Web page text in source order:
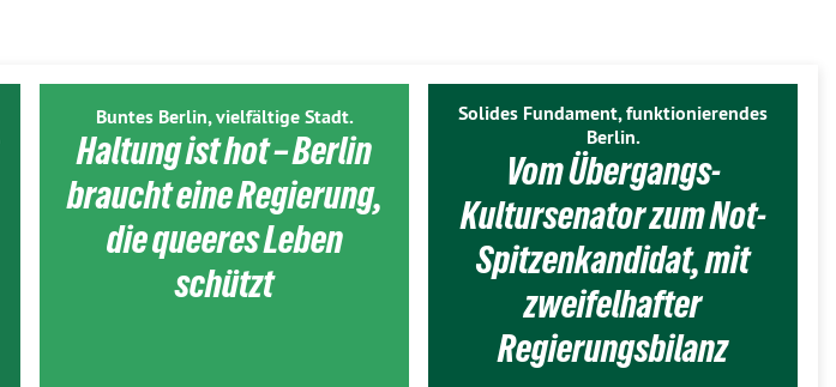
Buntes Berlin, vielfältige Stadt.
Haltung ist hot – Berlin
braucht eine Regierung,
die queeres Leben
schützt
Solides Fundament, funktionierendes
Berlin.
Vom Übergangs-
Kultursenator zum Not-
Spitzenkandidat, mit
zweifelhafter
Regierungsbilanz